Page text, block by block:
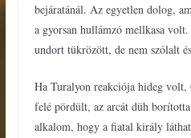
bejáratánál. Az egyetlen dolog,
a gyorsan hullámzó mellkasa
undort tükrözött, de nem szólalt
Ha Turalyon reakciója hideg
felé pördült, az arcát düh
alkalom, hogy a fiatal király